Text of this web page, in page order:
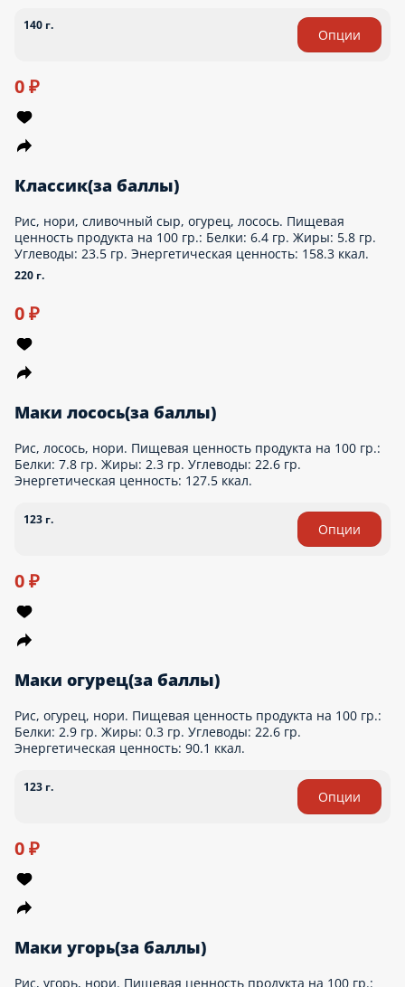
панировка. Пищевая ценность продукта на 100 гр.: Белки: 4.1
169.8 ккал.
310 г.
Калифорния(за баллы)
Рис, нори, огурец, авокадо, икра тобико, майонез, снежный
Жиры: 2.7 гр. Углеводы: 23.6 гр. Энергетическая ценность:
230 г.
0 ₽
Канада(за баллы)
Рис, нори, сливочный сыр, огурец, лосось, угорь. Пищевая
Углеводы: 19.3 гр. Энергетическая ценность: 145.2 ккал.
220 г.